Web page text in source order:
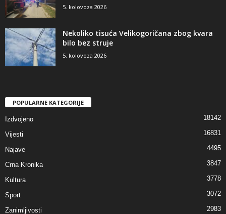
5. kolovoza 2026
Nekoliko tisuća Velikogoričana zbog kvara
bilo bez struje
5. kolovoza 2026
POPULARNE KATEGORIJE
Izdvojeno 18142
Vijesti 16831
Najave 4495
Crna Kronika 3847
Kultura 3778
Sport 3072
Zanimljivosti 2983